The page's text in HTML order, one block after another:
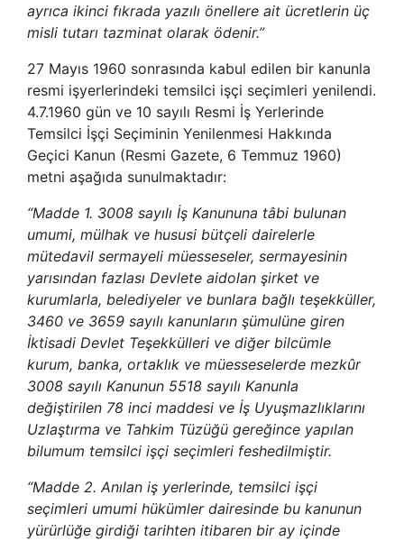
ayrıca ikinci fıkrada yazılı önellere ait ücretlerin üç
misli tutarı tazminat olarak ödenir.”
27 Mayıs 1960 sonrasında kabul edilen bir kanunla
resmi işyerlerindeki temsilci işçi seçimleri yenilendi.
4.7.1960 gün ve 10 sayılı Resmi İş Yerlerinde
Temsilci İşçi Seçiminin Yenilenmesi Hakkında
Geçici Kanun (Resmi Gazete, 6 Temmuz 1960)
metni aşağıda sunulmaktadır:
“Madde 1. 3008 sayılı İş Kanununa tâbi bulunan
umumi, mülhak ve hususi bütçeli dairelerle
mütedavil sermayeli müesseseler, sermayesinin
yarısından fazlası Devlete aidolan şirket ve
kurumlarla, belediyeler ve bunlara bağlı teşekküller,
3460 ve 3659 sayılı kanunların şümulüne giren
İktisadi Devlet Teşekkülleri ve diğer bilcümle
kurum, banka, ortaklık ve müesseselerde mezkûr
3008 sayılı Kanunun 5518 sayılı Kanunla
değiştirilen 78 inci maddesi ve İş Uyuşmazlıklarını
Uzlaştırma ve Tahkim Tüzüğü gereğince yapılan
bilumum temsilci işçi seçimleri feshedilmiştir.
“Madde 2. Anılan iş yerlerinde, temsilci işçi
seçimleri umumi hükümler dairesinde bu kanunun
yürürlüğe girdiği tarihten itibaren bir ay içinde